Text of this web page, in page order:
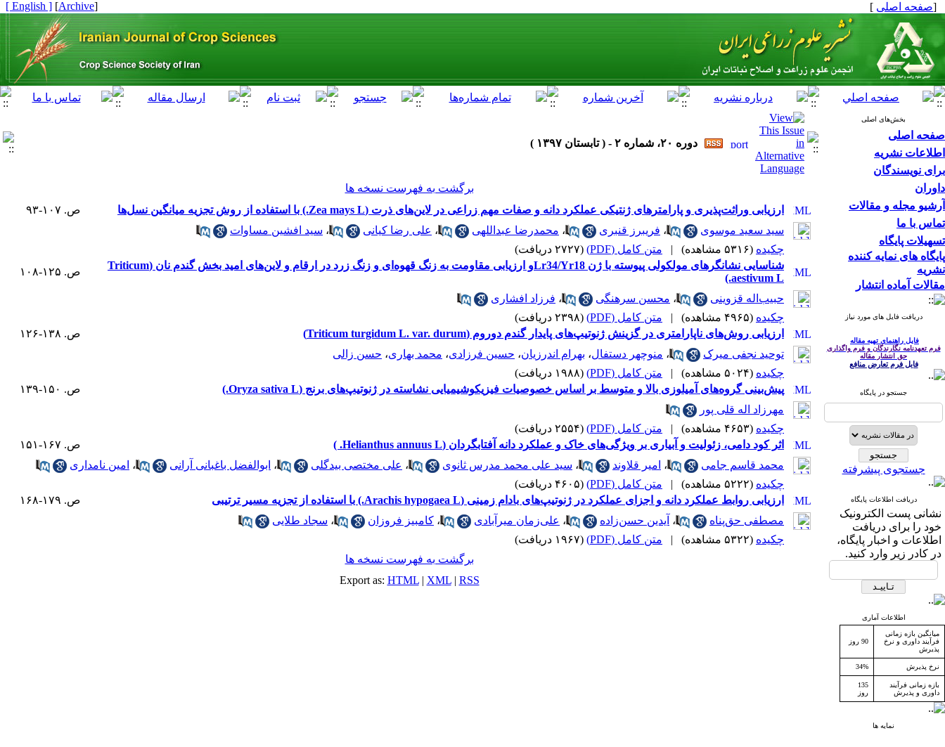
[صفحه اصلی ]
[
Archive
]
[ English ]
بخش‌های اصلی
صفحه اصلی
اطلاعات نشریه
برای نویسندگان
داوران
آرشیو مجله و مقالات
تماس با ما
تسهیلات پایگاه
پایگاه های نمایه کننده
نشریه
مقالات آماده انتشار
دریافت فایل های مورد نیاز
فایل راهنمای تهیه مقاله
فرم تعهدنامه نگارندگان و فرم واگذاری
حق انتشار مقاله
فایل فرم تعارض منافع
جستجو در پایگاه
جستجوی پیشرفته
دریافت اطلاعات پایگاه
نشانی پست الکترونیک
خود را برای دریافت
اطلاعات و اخبار پایگاه،
در کادر زیر وارد کنید.
اطلاعات آماری
میانگین بازه زمانی
فرآیند داوری و نرخ
پذیرش
90 روز
نرخ پذیرش 34%
بازه زمانی فرآیند
داوری و پذیرش
135
روز
نمایه ها
دوره ۲۰، شماره ۲ - ( تابستان ۱۳۹۷ )
برگشت به فهرست نسخه ها
ارزیابی وراثت‌پذیری و پارامتر‌های ژنتیکی عملکرد دانه و صفات مهم زراعی در لاین‌های ذرت (Zea mays L.) با استفاده از روش تجزیه میانگین نسل‌ها
ص. ۱۰۷-۹۳
سید سعید موسوی
، فریبرز قنبری ، محمدرضا عبداللهی ، علی رضا کیانی ، سید افشین مساوات
چکیده (۵۳۱۶ مشاهده) | متن کامل (PDF)
(۲۷۲۷ دریافت)
شناسایی نشانگرهای مولکولی پیوسته با ژن Lr34/Yr18و ارزیابی مقاومت به زنگ‌ قهوه‌ای و زنگ زرد در ارقام و لاین‌های امید بخش گندم نان (Triticum
aestivum L.)
ص. ۱۲۵-۱۰۸
حبیب‌اله قزوینی ، محسن سرهنگی ، فرزاد افشاری
چکیده (۴۹۶۵ مشاهده) | متن کامل (PDF)
(۲۳۹۸ دریافت)
ارزیابی روش‌های ناپارامتری در گزینش ژنوتیپ‌های پایدار گندم دوروم (Triticum turgidum L. var. durum)
ص. ۱۳۸-۱۲۶
توحید نجفی میرک
، منوچهر دستفال، بهرام اندرزیان، حسین فرزادی، محمد بهاری، حسن زالی
چکیده (۵۰۲۴ مشاهده) | متن کامل (PDF)
(۱۹۸۸ دریافت)
پیش‌بینی گروه‌های آمیلوزی بالا و متوسط بر اساس خصوصیات فیزیکوشیمیایی نشاسته در ژنوتیپ‌های برنج (Oryza sativa L.)
ص. ۱۵۰-۱۳۹
مهرزاد اله قلی پور
چکیده (۴۶۵۳ مشاهده) | متن کامل (PDF)
(۲۵۵۴ دریافت)
اثر کود دامی، زئولیت و آبیاری بر ویژگی‌های خاک و عملکرد دانه آفتابگردان (Helianthus annuus L. )
ص. ۱۶۷-۱۵۱
محمد قاسم جامی
، امیر قلاوند ، سید علی محمد مدرس ثانوی ، علی مختصی بیدگلی ، ابوالفضل باغبانی آرانی ، امین نامداری
چکیده (۵۲۲۲ مشاهده) | متن کامل (PDF)
(۴۶۰۵ دریافت)
ارزیابی روابط عملکرد دانه و اجزای عملکرد در ژنوتیپ‌های بادام زمینی (Arachis hypogaea L.) با استفاده از تجزیه مسیر ترتیبی
ص. ۱۷۹-۱۶۸
مصطفی حق‌پناه
، آیدین حسن‌زاده ، علی‌زمان میرآبادی ، کامبیز فروزان ، سجاد طلایی
چکیده (۵۳۲۲ مشاهده) | متن کامل (PDF)
(۱۹۶۷ دریافت)
برگشت به فهرست نسخه ها
Export as: HTML| XML| RSS